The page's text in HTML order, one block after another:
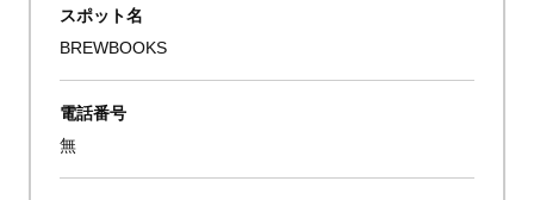
スポット名
BREWBOOKS
電話番号
無